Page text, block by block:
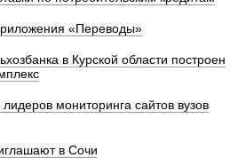
«Переводы»
в Курской области построен
мониторинга сайтов вузов
в Сочи